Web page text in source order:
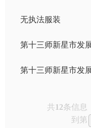
无执法服装
第十三师新星市发展和改革
第十三师新星市发展和改革
共12条信息
到第